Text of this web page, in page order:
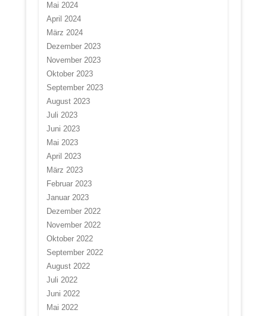
Mai 2024
April 2024
März 2024
Dezember 2023
November 2023
Oktober 2023
September 2023
August 2023
Juli 2023
Juni 2023
Mai 2023
April 2023
März 2023
Februar 2023
Januar 2023
Dezember 2022
November 2022
Oktober 2022
September 2022
August 2022
Juli 2022
Juni 2022
Mai 2022